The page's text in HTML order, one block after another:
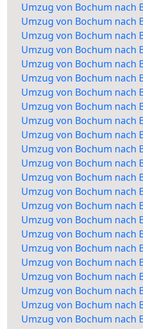
Umzug von Bochum nach
Umzug von Bochum nach
Umzug von Bochum nach
Umzug von Bochum nach
Umzug von Bochum nach
Umzug von Bochum nach
Umzug von Bochum nach
Umzug von Bochum nach
Umzug von Bochum nach
Umzug von Bochum nach
Umzug von Bochum nach
Umzug von Bochum nach
Umzug von Bochum nach
Umzug von Bochum nach
Umzug von Bochum nach
Umzug von Bochum nach
Umzug von Bochum nach
Umzug von Bochum nach
Umzug von Bochum nach
Umzug von Bochum nach
Umzug von Bochum nach
Umzug von Bochum nach
Umzug von Bochum nach